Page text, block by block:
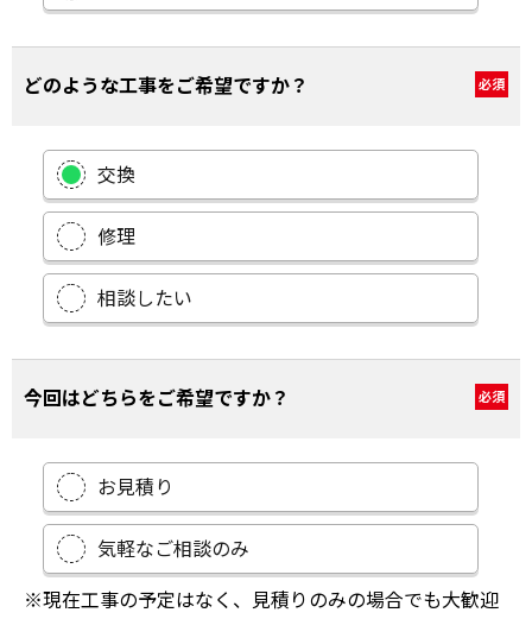
どのような工事をご希望ですか？ 必須
交換
修理
相談したい
今回はどちらをご希望ですか？ 必須
お見積り
気軽なご相談のみ
※現在工事の予定はなく、見積りのみの場合でも大歓迎